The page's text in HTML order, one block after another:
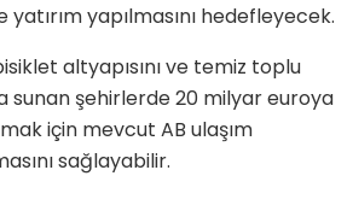
yapılmasını hedefleyecek.
altyapısını ve temiz toplu
sunan şehirlerde 20 milyar euroya
için mevcut AB ulaşım
sağlayabilir.